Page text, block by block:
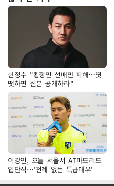
한정수 "황정민 선배만 피해…떳
떳하면 신분 공개하라"
이강인, 오늘 서울서 AT마드리드
입단식…'전례 없는 특급대우'